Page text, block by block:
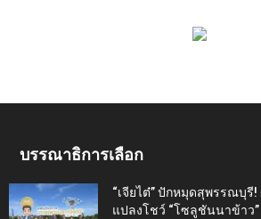
บรรณาธิการเลือก
“เจียไต๋” ปักหมุดสุพรรณบุรี!
แปลงโชว์ “โซลูชันนาข้าว